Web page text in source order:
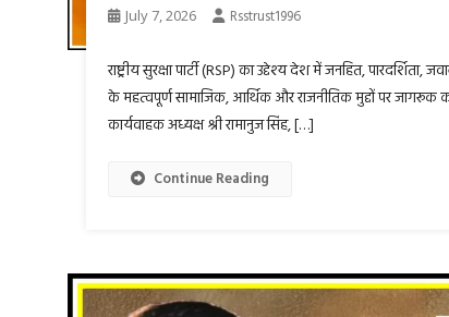
July 7, 2026 Rsstrust1996
राष्ट्रीय सुरक्षा पार्टी (RSP) का उद्देश्य देश में जनहित,
के महत्वपूर्ण सामाजिक, आर्थिक और राजनीतिक मुद्दों पर जागरूक
कार्यवाहक अध्यक्ष श्री रामानुज सिंह, […]
Continue Reading